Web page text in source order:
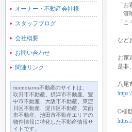
オーナー・不動産会社様
スタッフブログ
会社概要
お問い合わせ
関連リンク
momotarou不動産のサイトは、
吹田市不動産、摂津市不動産、豊
中市不動産、大阪市不動産、東淀
川区不動産、淀川区不動産、箕面
市不動産、池田市不動産エリアの
物件情報に特化した不動産情報サ
イトです。
「
「
「
など
お家
是非
八尾
O様